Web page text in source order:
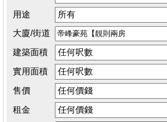
用途
大廈/街道
建築面積
實用面積
售價
租金